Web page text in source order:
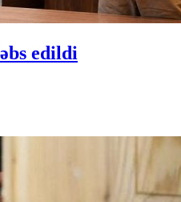
edildi